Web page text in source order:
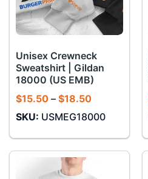
Unisex Crewneck
Sweatshirt | Gildan
18000 (US EMB)
$15.50 – $18.50Khoảng
từ
đến
SKU: USMEG18000